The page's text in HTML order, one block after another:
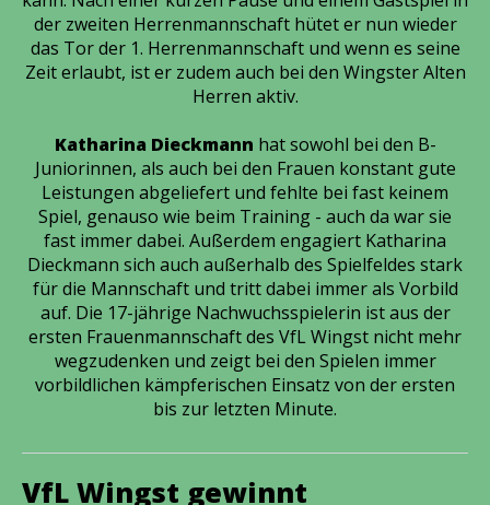
der zweiten Herrenmannschaft hütet er nun wieder
das Tor der 1. Herrenmannschaft und wenn es seine
Zeit erlaubt, ist er zudem auch bei den Wingster Alten
Herren aktiv.
Katharina Dieckmann hat sowohl bei den B-
Juniorinnen, als auch bei den Frauen konstant gute
Leistungen abgeliefert und fehlte bei fast keinem
Spiel, genauso wie beim Training - auch da war sie
fast immer dabei. Außerdem engagiert Katharina
Dieckmann sich auch außerhalb des Spielfeldes stark
für die Mannschaft und tritt dabei immer als Vorbild
auf. Die 17-jährige Nachwuchsspielerin ist aus der
ersten Frauenmannschaft des VfL Wingst nicht mehr
wegzudenken und zeigt bei den Spielen immer
vorbildlichen kämpferischen Einsatz von der ersten
bis zur letzten Minute.
VfL Wingst gewinnt